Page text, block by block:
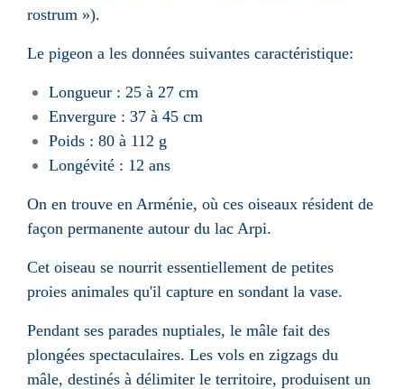
rostrum »).
Le pigeon a les données suivantes caractéristique:
Longueur : 25 à 27 cm
Envergure : 37 à 45 cm
Poids : 80 à 112 g
Longévité : 12 ans
On en trouve en Arménie, où ces oiseaux résident de
façon permanente autour du lac Arpi.
Cet oiseau se nourrit essentiellement de petites
proies animales qu'il capture en sondant la vase.
Pendant ses parades nuptiales, le mâle fait des
plongées spectaculaires. Les vols en zigzags du
mâle, destinés à délimiter le territoire, produisent un